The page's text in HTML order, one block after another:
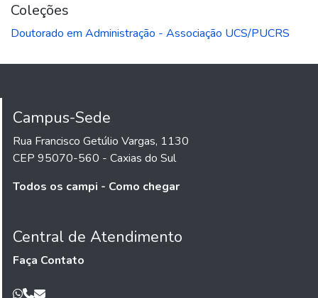
Coleções
Doutorado em Administração - Associação UCS/PUCRS
Campus-Sede
Rua Francisco Getúlio Vargas, 1130
CEP 95070-560 - Caxias do Sul
Todos os campi - Como chegar
Central de Atendimento
Faça Contato